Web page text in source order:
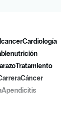
cancerCardiología
nutrición
Tratamiento
Cáncer
Apendicitis